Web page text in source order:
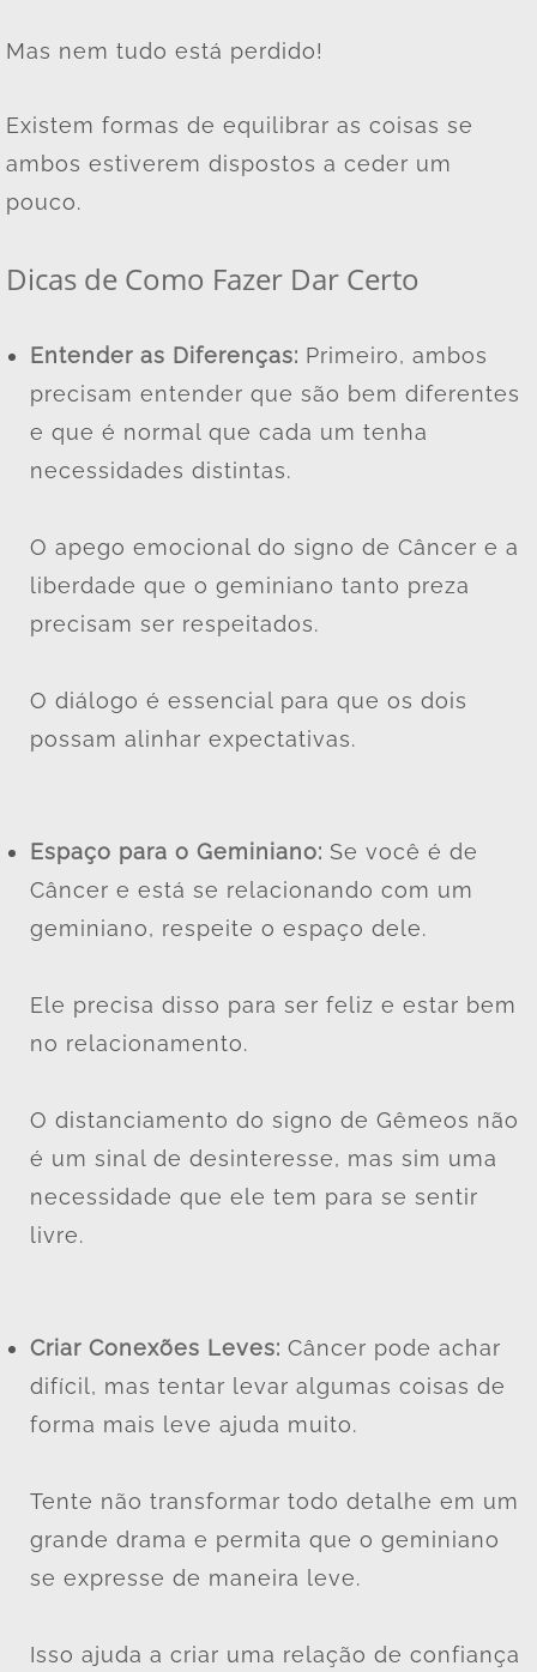
Mas nem tudo está perdido!
Existem formas de equilibrar as coisas se
ambos estiverem dispostos a ceder um
pouco.
Dicas de Como Fazer Dar Certo
Entender as Diferenças: Primeiro, ambos
precisam entender que são bem diferentes
e que é normal que cada um tenha
necessidades distintas.
O apego emocional do signo de Câncer e a
liberdade que o geminiano tanto preza
precisam ser respeitados.
O diálogo é essencial para que os dois
possam alinhar expectativas.
Espaço para o Geminiano: Se você é de
Câncer e está se relacionando com um
geminiano, respeite o espaço dele.
Ele precisa disso para ser feliz e estar bem
no relacionamento.
O distanciamento do signo de Gêmeos não
é um sinal de desinteresse, mas sim uma
necessidade que ele tem para se sentir
livre.
Criar Conexões Leves: Câncer pode achar
difícil, mas tentar levar algumas coisas de
forma mais leve ajuda muito.
Tente não transformar todo detalhe em um
grande drama e permita que o geminiano
se expresse de maneira leve.
Isso ajuda a criar uma relação de confiança